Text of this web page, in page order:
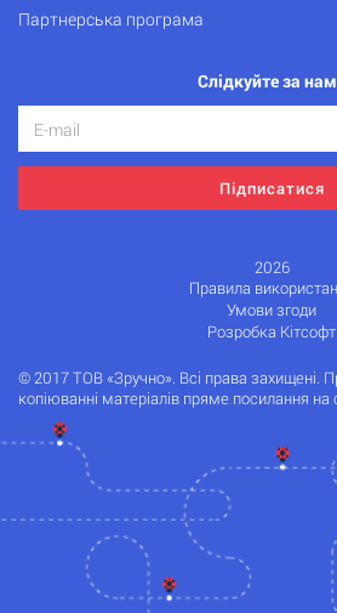
Партнерська програма
Слідкуйте за
Підписатися
2026
Правила
Умови згоди
Розробка Кітсофт
© 2017 ТОВ «Зручно». Всі права захищені.
копіюванні матеріалів пряме посилання на